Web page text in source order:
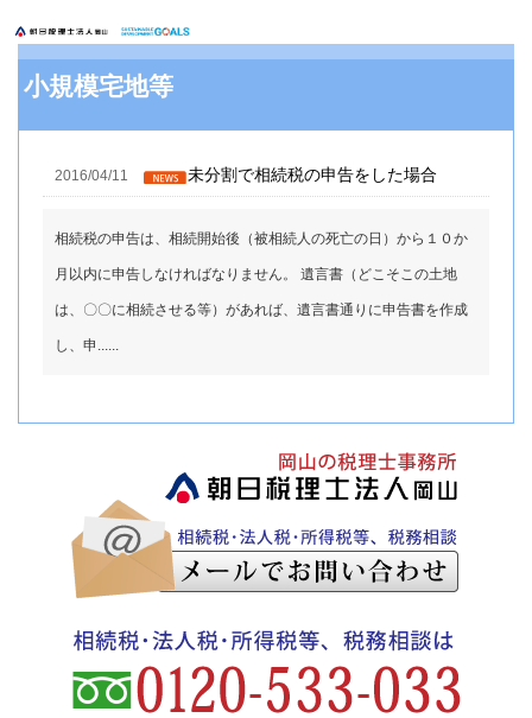
小規模宅地等
2016/04/11 未分割で相続税の申告をした場合
相続税の申告は、相続開始後（被相続人の死亡の日）から１０か
月以内に申告しなければなりません。 遺言書（どこそこの土地
は、〇〇に相続させる等）があれば、遺言書通りに申告書を作成
し、申......